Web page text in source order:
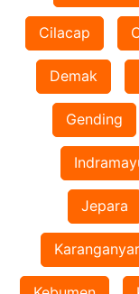
Cilacap
Demak
Gending
Jepara
Karanganyar